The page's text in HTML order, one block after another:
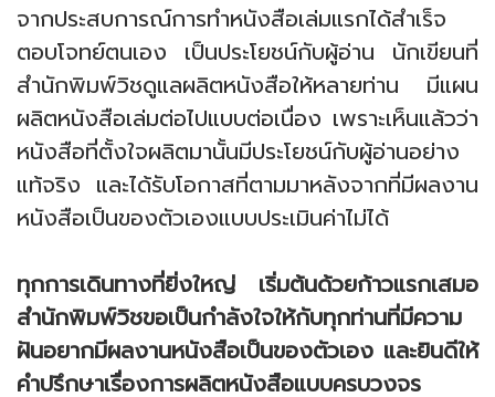
จากประสบการณ์การทำหนังสือเล่มแรกได้สำเร็จ
ตอบโจทย์ตนเอง เป็นประโยชน์กับผู้อ่าน นักเขียนที่
สำนักพิมพ์วิชดูแลผลิตหนังสือให้หลายท่าน มีแผน
ผลิตหนังสือเล่มต่อไปแบบต่อเนื่อง เพราะเห็นแล้วว่า
หนังสือที่ตั้งใจผลิตมานั้นมีประโยชน์กับผู้อ่านอย่าง
แท้จริง และได้รับโอกาสที่ตามมาหลังจากที่มีผลงาน
หนังสือเป็นของตัวเองแบบประเมินค่าไม่ได้
ทุกการเดินทางที่ยิ่งใหญ่ เริ่มต้นด้วยก้าวแรกเสมอ
สำนักพิมพ์วิชขอเป็นกำลังใจให้กับทุกท่านที่มีความ
ฝันอยากมีผลงานหนังสือเป็นของตัวเอง และยินดีให้
คำปรึกษาเรื่องการผลิตหนังสือแบบครบวงจร